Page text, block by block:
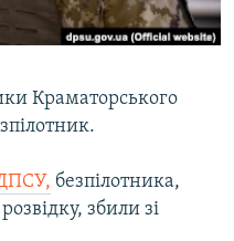
Краматорського
безпілотника,
збили зі